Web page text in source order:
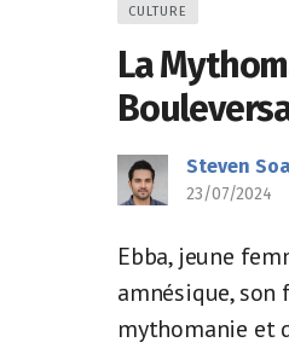
CULTURE
La
Steven
23/07/2024
Ebba, jeune
amnésique, son
mythomanie et